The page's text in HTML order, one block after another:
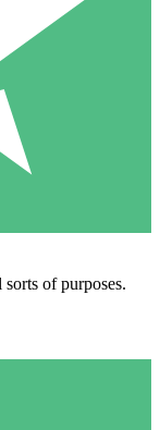
of purposes.